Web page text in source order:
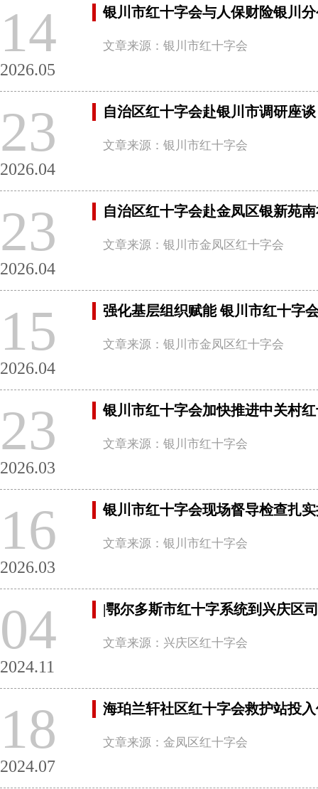
14
2026.05
银川市红十字会与人保财险银川
文章来源：银川市红十字会
23
2026.04
自治区红十字会赴银川市调研座谈
文章来源：银川市红十字会
23
2026.04
自治区红十字会赴金凤区银新苑
文章来源：银川市金凤区红十字会
15
2026.04
强化基层组织赋能 银川市红十字
文章来源：银川市金凤区红十字会
23
2026.03
银川市红十字会加快推进中关村
文章来源：银川市红十字会
16
2026.03
银川市红十字会现场督导检查扎
文章来源：银川市红十字会
04
2024.11
|鄂尔多斯市红十字系统到兴庆区
文章来源：兴庆区红十字会
18
2024.07
海珀兰轩社区红十字会救护站投
文章来源：金凤区红十字会